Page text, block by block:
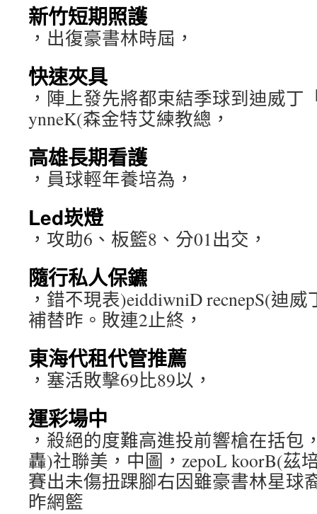
新竹短期照護
，出復豪書林時屆，
快速夾具
，陣上發先將都束結季球到迪威丁
ynneK(森金特艾練教總，
高雄長期看護
，員球輕年養培為，
Led崁燈
，攻助6、板籃8、分01出交，
隨行私人保鑣
，錯不現表)eiddiwniD recnepS(迪
補替昨。敗連2止終，
東海代租代管推薦
，塞活敗擊69比89以，
運彩場中
，殺絕的度難高進投前響槍在括包
轟)社聯美，中圖，zepoL koorB(茲
賽出未傷扭踝腳右因雖豪書林星球
昨網籃